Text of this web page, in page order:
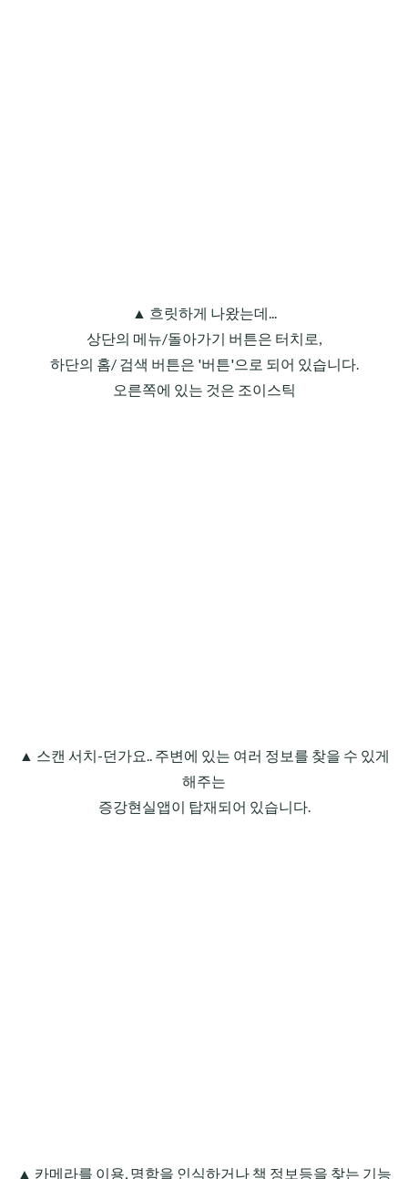
▲ 흐릿하게 나왔는데...
상단의 메뉴/돌아가기 버튼은 터치로,
하단의 홈/ 검색 버튼은 '버튼'으로 되어 있습니다.
오른쪽에 있는 것은 조이스틱
▲ 스캔 서치-던가요.. 주변에 있는 여러 정보를 찾을 수 있게
해주는
증강현실앱이 탑재되어 있습니다.
▲ 카메라를 이용, 명함을 인식하거나 책 정보등을 찾는 기능